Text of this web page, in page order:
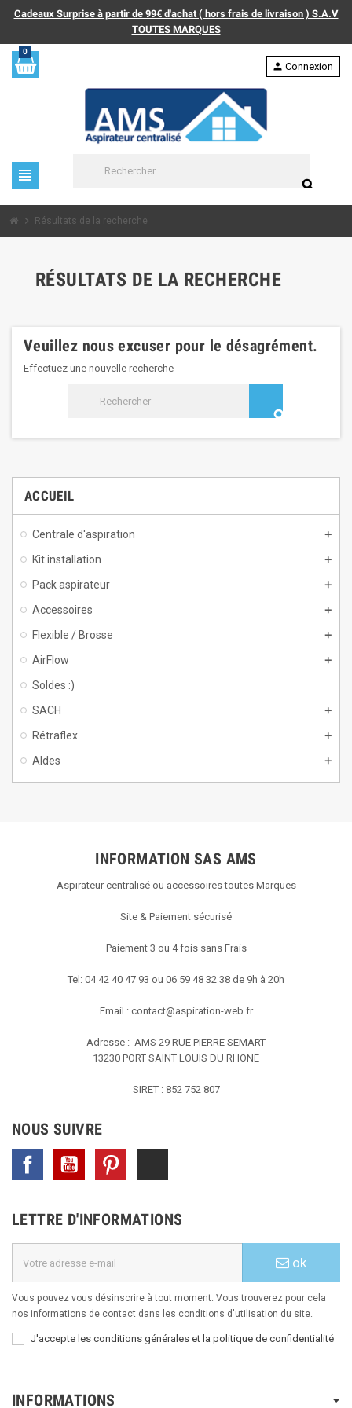
Cadeaux Surprise à partir de 99€ d'achat ( hors frais de livraison ) S.A.V
TOUTES MARQUES
0
view_headline
search
person Connexion
chevron_right Résultats de la recherche
ACCUEIL
Centrale d'aspiration
Kit installation
Pack aspirateur
Accessoires
Flexible / Brosse
AirFlow
Soldes :)
SACH
Rétraflex
Aldes
RÉSULTATS DE LA RECHERCHE
Veuillez nous excuser pour le désagrément.
Effectuez une nouvelle recherche
search
INFORMATION SAS AMS
Aspirateur centralisé ou accessoires toutes Marques
Site & Paiement sécurisé
Paiement 3 ou 4 fois sans Frais
Tel: 04 42 40 47 93 ou 06 59 48 32 38 de 9h à 20h
Email : contact@aspiration-web.fr
Adresse : AMS 29 RUE PIERRE SEMART
13230 PORT SAINT LOUIS DU RHONE
SIRET : 852 752 807
NOUS SUIVRE
Facebook YouTube
LETTRE D'INFORMATIONS
ok
Vous pouvez vous désinscrire à tout moment. Vous trouverez pour cela
nos informations de contact dans les conditions d'utilisation du site.
J'accepte les conditions générales et la politique de confidentialité
INFORMATIONS